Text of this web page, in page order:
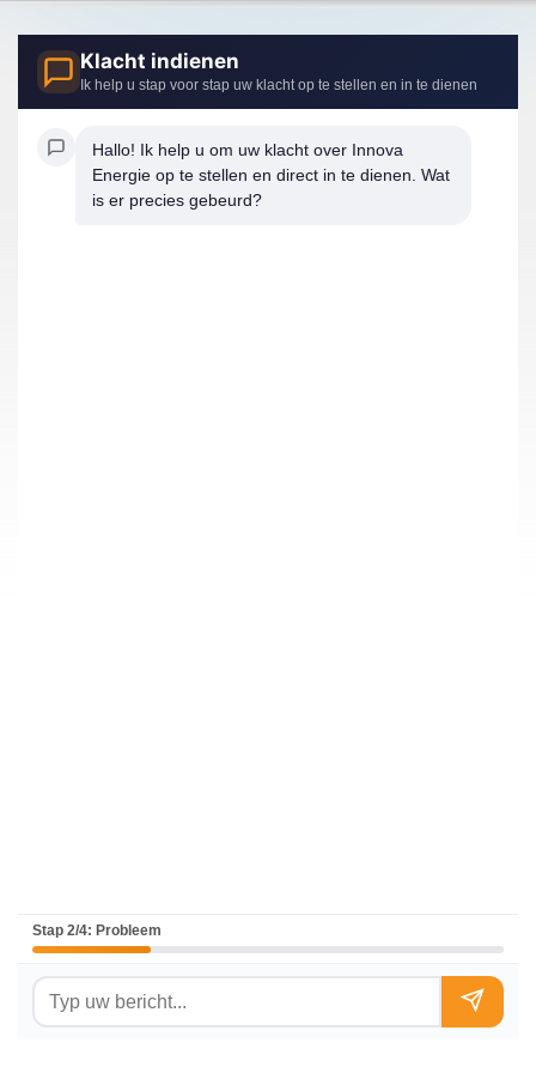
Klacht indienen
Ik help u stap voor stap uw klacht op te stellen en in te dienen
Hallo! Ik help u om uw klacht over Innova
Energie op te stellen en direct in te dienen. Wat
is er precies gebeurd?
Stap 2/4: Probleem